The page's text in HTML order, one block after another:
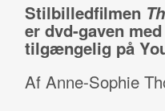
Stilbilledfilmen
er dvd-gaven
tilgængelig på
Af Anne-Sophie